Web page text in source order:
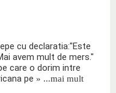
cu declaratia:"Este
avem mult de mers."
care o dorim intre
pe » ...mai mult